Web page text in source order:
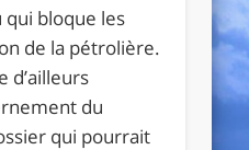
qui bloque les
de la pétrolière.
d’ailleurs
du
qui pourrait